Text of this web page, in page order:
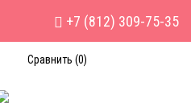
Сравнить (0)
+7 (812) 309-75-35